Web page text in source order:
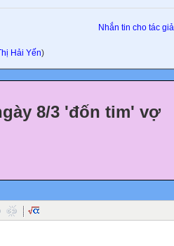
Nhắn tin cho tác giả
Hải Yến)
8/3 'đốn tim' vợ